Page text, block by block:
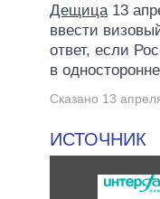
Дещица 13
ввести
ответ, если
в
Сказано 13
ИСТОЧНИК